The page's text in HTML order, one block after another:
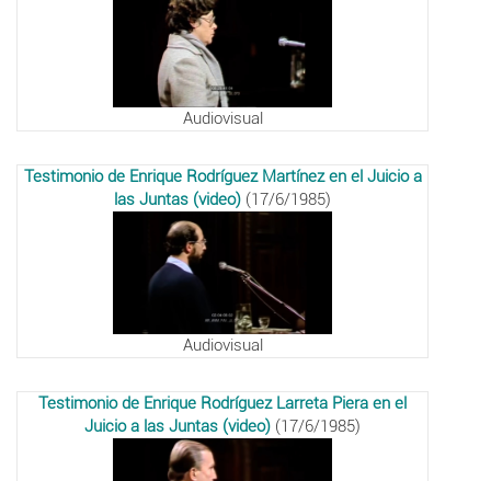
Audiovisual
Testimonio de Enrique Rodríguez Martínez en el Juicio a
las Juntas (video) (17/6/1985)
Audiovisual
Testimonio de Enrique Rodríguez Larreta Piera en el
Juicio a las Juntas (video) (17/6/1985)